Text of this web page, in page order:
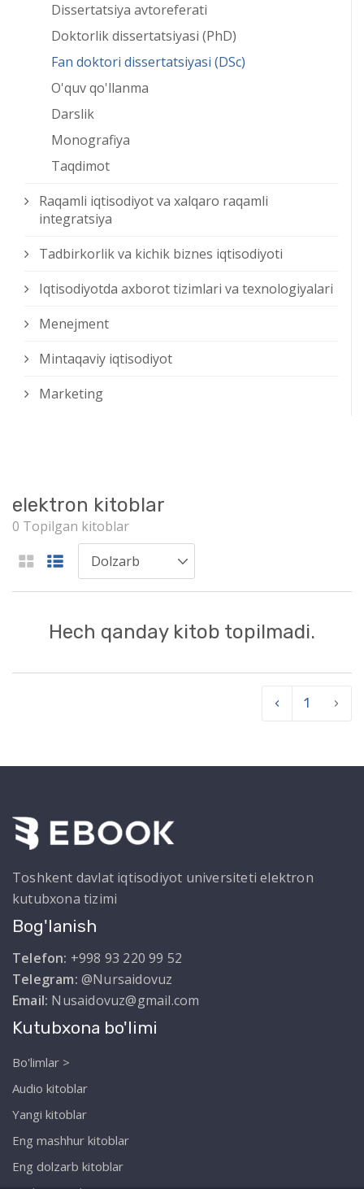
Dissertatsiya avtoreferati
Doktorlik dissertatsiyasi (PhD)
Fan doktori dissertatsiyasi (DSc)
O'quv qo'llanma
Darslik
Monografiya
Taqdimot
Raqamli iqtisodiyot va xalqaro raqamli
integratsiya
Tadbirkorlik va kichik biznes iqtisodiyoti
Iqtisodiyotda axborot tizimlari va texnologiyalari
Menejment
Mintaqaviy iqtisodiyot
Marketing
elektron kitoblar
0 Topilgan kitoblar
Hech qanday kitob topilmadi.
‹ 1 ›
Toshkent davlat iqtisodiyot universiteti elektron
kutubxona tizimi
Bog'lanish
Telefon: +998 93 220 99 52
Telegram: @Nursaidovuz
Email: Nusaidovuz@gmail.com
Kutubxona bo'limi
Bo'limlar >
Audio kitoblar
Yangi kitoblar
Eng mashhur kitoblar
Eng dolzarb kitoblar